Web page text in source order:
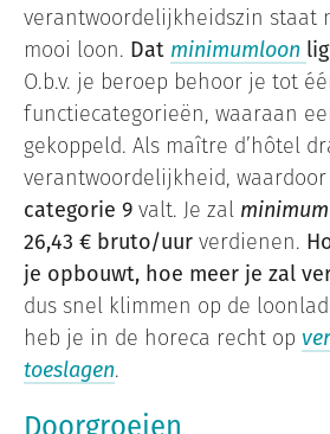
verantwoordelijkheidszin staat
mooi loon. Dat minimumloon
O.b.v. je beroep behoor je tot
functiecategorieën, waaraan
gekoppeld. Als maître d’hôtel
verantwoordelijkheid,
categorie 9 valt. Je zal minimum
26,43 € bruto/uur verdienen.
je opbouwt, hoe meer je zal
dus snel klimmen op de
heb je in de horeca recht op
toeslagen.
Doorgroeien